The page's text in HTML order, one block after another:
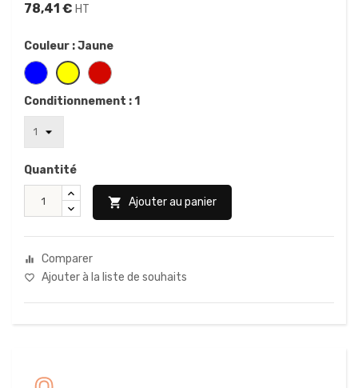
78,41 € HT
Couleur : Jaune
Conditionnement : 1
Quantité
 Ajouter au panier
equalizer Comparer
favorite_border Ajouter à la liste de souhaits